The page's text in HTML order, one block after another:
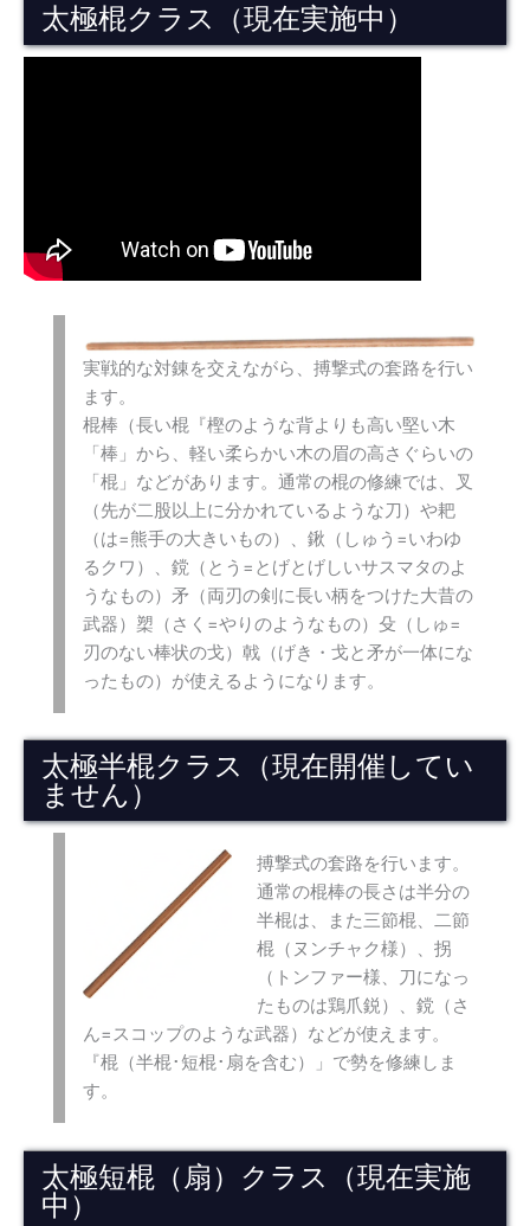
太極棍クラス（現在実施中）
実戦的な対錬を交えながら、搏撃式の套路を行い
ます。
棍棒（長い棍『樫のような背よりも高い堅い木
「棒」から、軽い柔らかい木の眉の高さぐらいの
「棍」などがあります。通常の棍の修練では、叉
（先が二股以上に分かれているような刀）や耙
（は=熊手の大きいもの）、鍬（しゅう=いわゆ
るクワ）、鎲（とう=とげとげしいサスマタのよ
うなもの）矛（両刃の剣に長い柄をつけた大昔の
武器）槊（さく=やりのようなもの）殳（しゅ=
刃のない棒状の戈）戟（げき・戈と矛が一体にな
ったもの）が使えるようになります。
太極半棍クラス（現在開催してい
ません）
搏撃式の套路を行います。
通常の棍棒の長さは半分の
半棍は、また三節棍、二節
棍（ヌンチャク様）、拐
（トンファー様、刀になっ
たものは鶏爪鋭）、鎲（さ
ん=スコップのような武器）などが使えます。
『棍（半棍･短棍･扇を含む）」で勢を修練しま
す。
太極短棍（扇）クラス（現在実施
中）